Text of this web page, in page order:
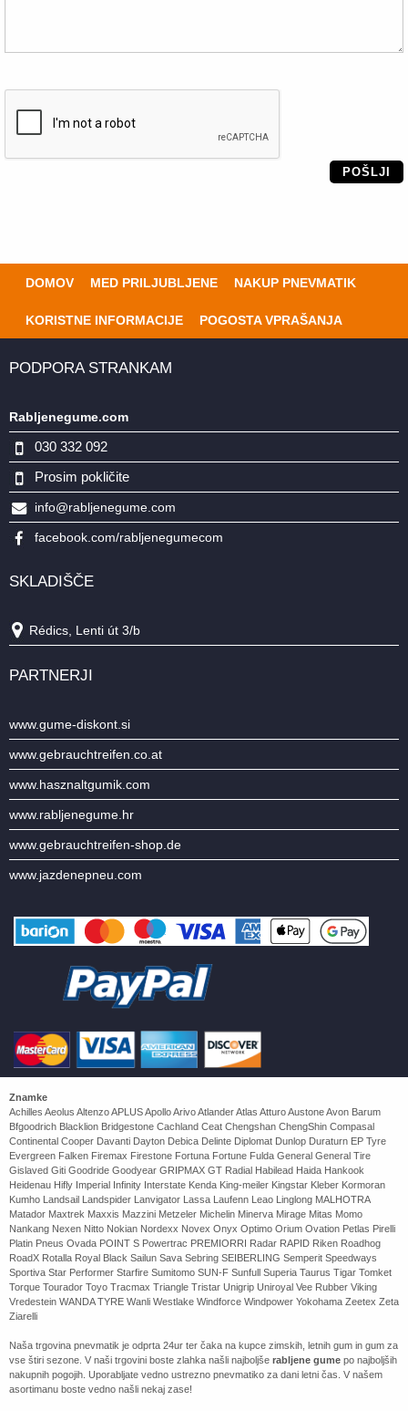
POŠLJI
DOMOV MED PRILJUBLJENE NAKUP PNEVMATIK
KORISTNE INFORMACIJE POGOSTA VPRAŠANJA
PODPORA STRANKAM
Rabljenegume.com
030 332 092
Prosim pokličite
info@rabljenegume.com
facebook.com/rabljenegumecom
SKLADIŠČE
Rédics, Lenti út 3/b
PARTNERJI
www.gume-diskont.si
www.gebrauchtreifen.co.at
www.hasznaltgumik.com
www.rabljenegume.hr
www.gebrauchtreifen-shop.de
www.jazdenepneu.com
Znamke
Achilles Aeolus Altenzo APLUS Apollo Arivo Atlander Atlas Atturo Austone Avon Barum
Bfgoodrich Blacklion Bridgestone Cachland Ceat Chengshan ChengShin Compasal
Continental Cooper Davanti Dayton Debica Delinte Diplomat Dunlop Duraturn EP Tyre
Evergreen Falken Firemax Firestone Fortuna Fortune Fulda General General Tire
Gislaved Giti Goodride Goodyear GRIPMAX GT Radial Habilead Haida Hankook
Heidenau Hifly Imperial Infinity Interstate Kenda King-meiler Kingstar Kleber Kormoran
Kumho Landsail Landspider Lanvigator Lassa Laufenn Leao Linglong MALHOTRA
Matador Maxtrek Maxxis Mazzini Metzeler Michelin Minerva Mirage Mitas Momo
Nankang Nexen Nitto Nokian Nordexx Novex Onyx Optimo Orium Ovation Petlas Pirelli
Platin Pneus Ovada POINT S Powertrac PREMIORRI Radar RAPID Riken Roadhog
RoadX Rotalla Royal Black Sailun Sava Sebring SEIBERLING Semperit Speedways
Sportiva Star Performer Starfire Sumitomo SUN-F Sunfull Superia Taurus Tigar Tomket
Torque Tourador Toyo Tracmax Triangle Tristar Unigrip Uniroyal Vee Rubber Viking
Vredestein WANDA TYRE Wanli Westlake Windforce Windpower Yokohama Zeetex Zeta
Ziarelli
Naša trgovina pnevmatik je odprta 24ur ter čaka na kupce zimskih, letnih gum in gum za
vse štiri sezone. V naši trgovini boste zlahka našli najboljše rabljene gume po najboljših
nakupnih pogojih. Uporabljate vedno ustrezno pnevmatiko za dani letni čas. V našem
asortimanu boste vedno našli nekaj zase!